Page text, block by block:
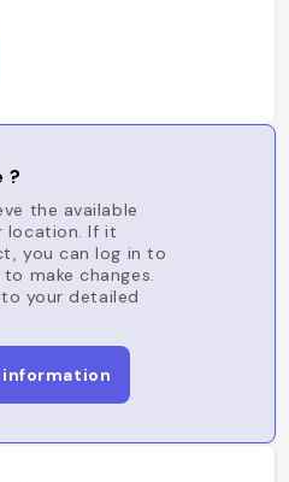
?
the available
location. If it
you can log in to
make changes.
your detailed
information